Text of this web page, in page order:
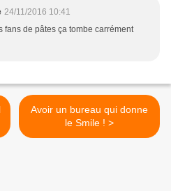
24/11/2016 10:41
fans de pâtes ça tombe carrément
Avoir un bureau qui donne
le Smile ! >